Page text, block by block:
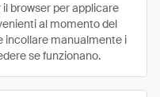
browser per applicare
al momento del
incollare manualmente i
se funzionano.